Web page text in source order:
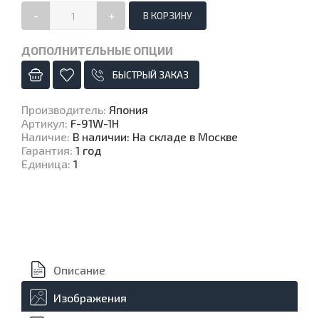
- +
ДОПОЛНИТЕЛЬНЫЕ ОПЦИИ
БЫСТРЫЙ ЗАКАЗ
Производитель: Япония
Артикул: F-91W-1H
Наличие: В наличии: На складе в Москве
Гарантия: 1 год
Единица: 1
Описание
Изображения